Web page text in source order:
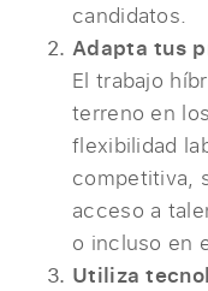
candidatos.
Adapta tus
El trabajo
terreno en
flexibilidad
competitiva,
acceso a
o incluso en
Utiliza